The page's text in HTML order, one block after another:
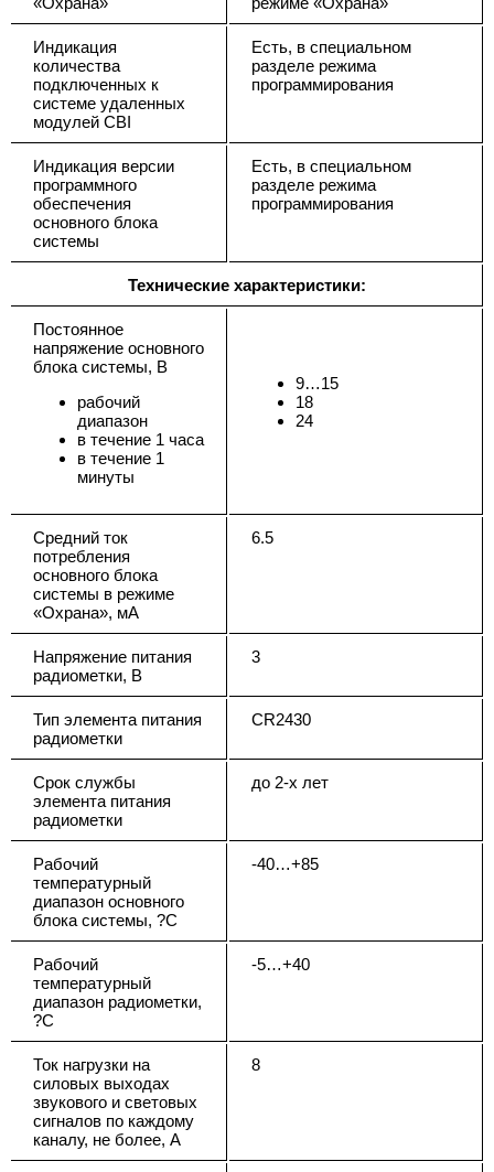
Индикация
количества
подключенных к
системе удаленных
модулей CBI
Есть, в специальном
разделе режима
программирования
Индикация версии
программного
обеспечения
основного блока
системы
Есть, в специальном
разделе режима
программирования
Технические характеристики:
Постоянное
напряжение основного
блока системы, В
рабочий
диапазон
в течение 1 часа
в течение 1
минуты
9…15
18
24
Средний ток
потребления
основного блока
системы в режиме
«Охрана», мА
6.5
Напряжение питания
радиометки, В
3
Тип элемента питания
радиометки
CR2430
Срок службы
элемента питания
радиометки
до 2-х лет
Рабочий
температурный
диапазон основного
блока системы, ?С
-40…+85
Рабочий
температурный
диапазон радиометки,
?С
-5…+40
Ток нагрузки на
силовых выходах
звукового и световых
сигналов по каждому
каналу, не более, А
8